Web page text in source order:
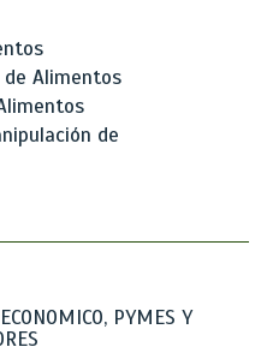
Alimentos
de
PYMES Y